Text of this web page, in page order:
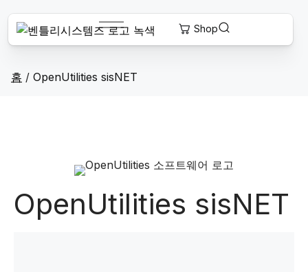
홈 / OpenUtilities sisNET
OpenUtilities sisNET